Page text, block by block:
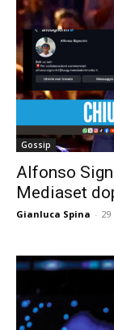
Gossip
Alfonso
Mediaset
Gianluca Spina -